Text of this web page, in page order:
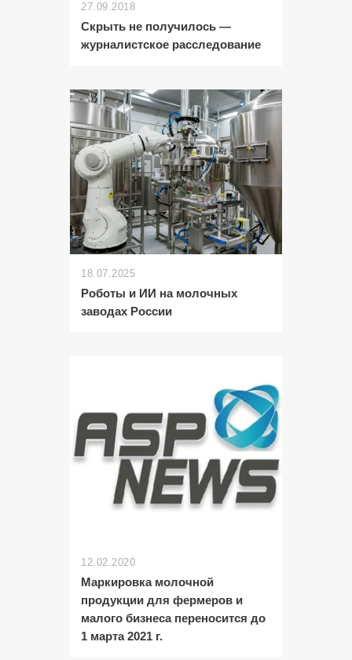
27.09.2018
Скрыть не получилось —
журналистское расследование
18.07.2025
Роботы и ИИ на молочных
заводах России
12.02.2020
Маркировка молочной
продукции для фермеров и
малого бизнеса переносится до
1 марта 2021 г.